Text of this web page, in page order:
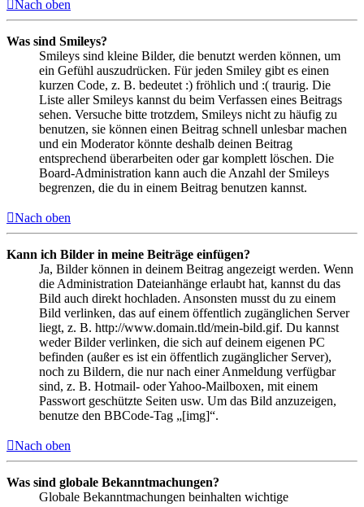
Nach oben
Was sind Smileys?
Smileys sind kleine Bilder, die benutzt werden können, um
ein Gefühl auszudrücken. Für jeden Smiley gibt es einen
kurzen Code, z. B. bedeutet :) fröhlich und :( traurig. Die
Liste aller Smileys kannst du beim Verfassen eines Beitrags
sehen. Versuche bitte trotzdem, Smileys nicht zu häufig zu
benutzen, sie können einen Beitrag schnell unlesbar machen
und ein Moderator könnte deshalb deinen Beitrag
entsprechend überarbeiten oder gar komplett löschen. Die
Board-Administration kann auch die Anzahl der Smileys
begrenzen, die du in einem Beitrag benutzen kannst.
Nach oben
Kann ich Bilder in meine Beiträge einfügen?
Ja, Bilder können in deinem Beitrag angezeigt werden. Wenn
die Administration Dateianhänge erlaubt hat, kannst du das
Bild auch direkt hochladen. Ansonsten musst du zu einem
Bild verlinken, das auf einem öffentlich zugänglichen Server
liegt, z. B. http://www.domain.tld/mein-bild.gif. Du kannst
weder Bilder verlinken, die sich auf deinem eigenen PC
befinden (außer es ist ein öffentlich zugänglicher Server),
noch zu Bildern, die nur nach einer Anmeldung verfügbar
sind, z. B. Hotmail- oder Yahoo-Mailboxen, mit einem
Passwort geschützte Seiten usw. Um das Bild anzuzeigen,
benutze den BBCode-Tag „[img]“.
Nach oben
Was sind globale Bekanntmachungen?
Globale Bekanntmachungen beinhalten wichtige